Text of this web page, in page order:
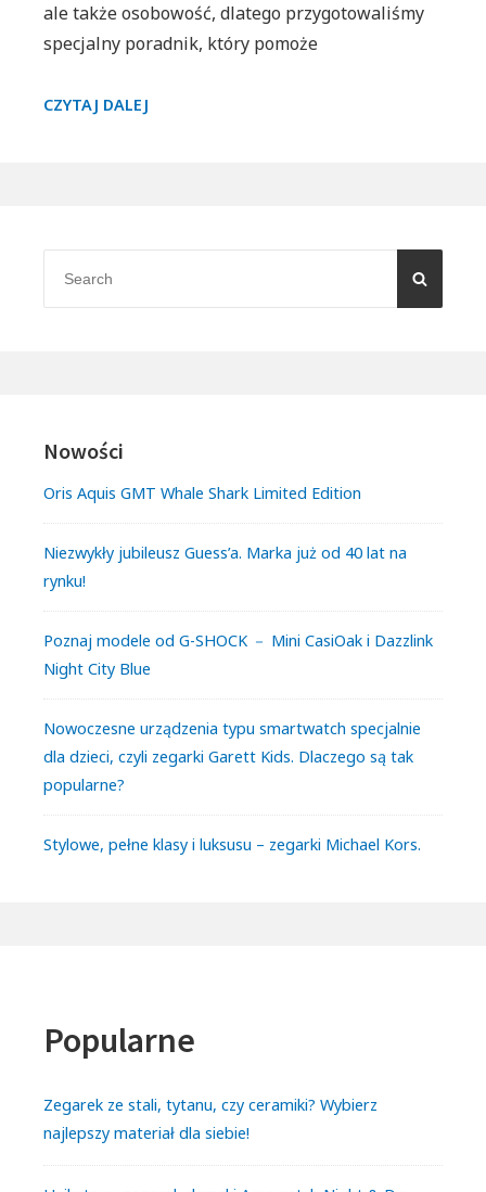
ale także osobowość, dlatego przygotowaliśmy
specjalny poradnik, który pomoże
CZYTAJ DALEJ
Sidebar
for:
Nowości
Oris Aquis GMT Whale Shark Limited Edition
Niezwykły jubileusz Guess’a. Marka już od 40 lat na
rynku!
Poznaj modele od G-SHOCK － Mini CasiOak i Dazzlink
Night City Blue
Nowoczesne urządzenia typu smartwatch specjalnie
dla dzieci, czyli zegarki Garett Kids. Dlaczego są tak
popularne?
Stylowe, pełne klasy i luksusu – zegarki Michael Kors.
Popularne
Zegarek ze stali, tytanu, czy ceramiki? Wybierz
najlepszy materiał dla siebie!